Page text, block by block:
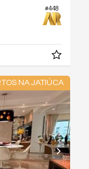
#448
NA JATIÚCA